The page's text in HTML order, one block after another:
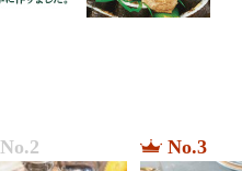
No.2 No.3